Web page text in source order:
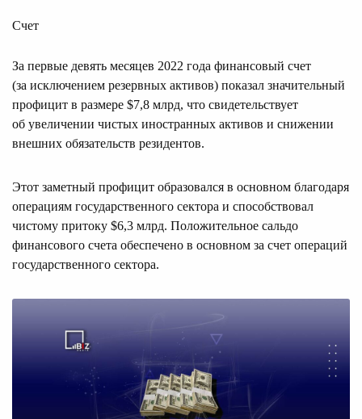
Счет
За первые девять месяцев 2022 года финансовый счет
(за исключением резервных активов) показал значительный
профицит в размере $7,8 млрд, что свидетельствует
об увеличении чистых иностранных активов и снижении
внешних обязательств резидентов.
Этот заметный профицит образовался в основном благодаря
операциям государственного сектора и способствовал
чистому притоку $6,3 млрд. Положительное сальдо
финансового счета обеспечено в основном за счет операций
государственного сектора.